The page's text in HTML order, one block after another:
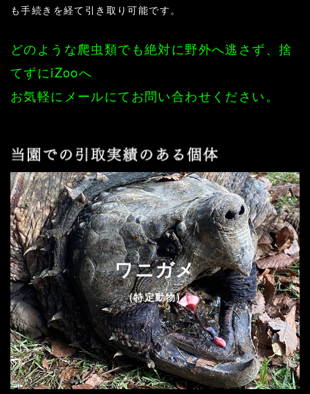
も手続きを経て引き取り可能です。
どのような爬虫類でも絶対に野外へ逃さず、捨
てずにiZooへ
お気軽にメールにてお問い合わせください。
ワニガメ
(特定動物)